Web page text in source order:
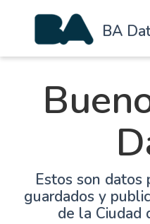
BA
Estos son datos
guardados y
de la Ciudad